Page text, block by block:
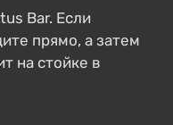
Bar. Если
прямо, а затем
на стойке в